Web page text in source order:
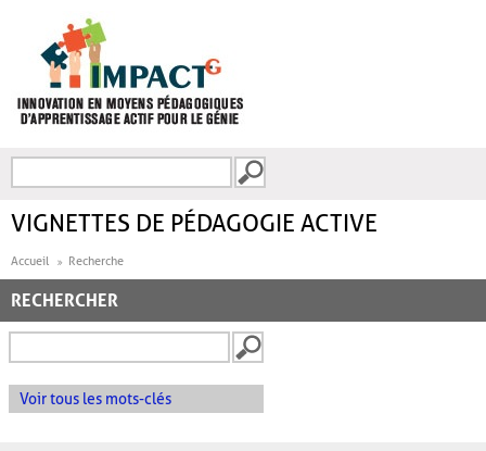
FORMULAIRE DE
VIGNETTES DE PÉDAGOGIE ACTIVE
Accueil Recherche
RECHERCHER
Voir tous les mots-clés